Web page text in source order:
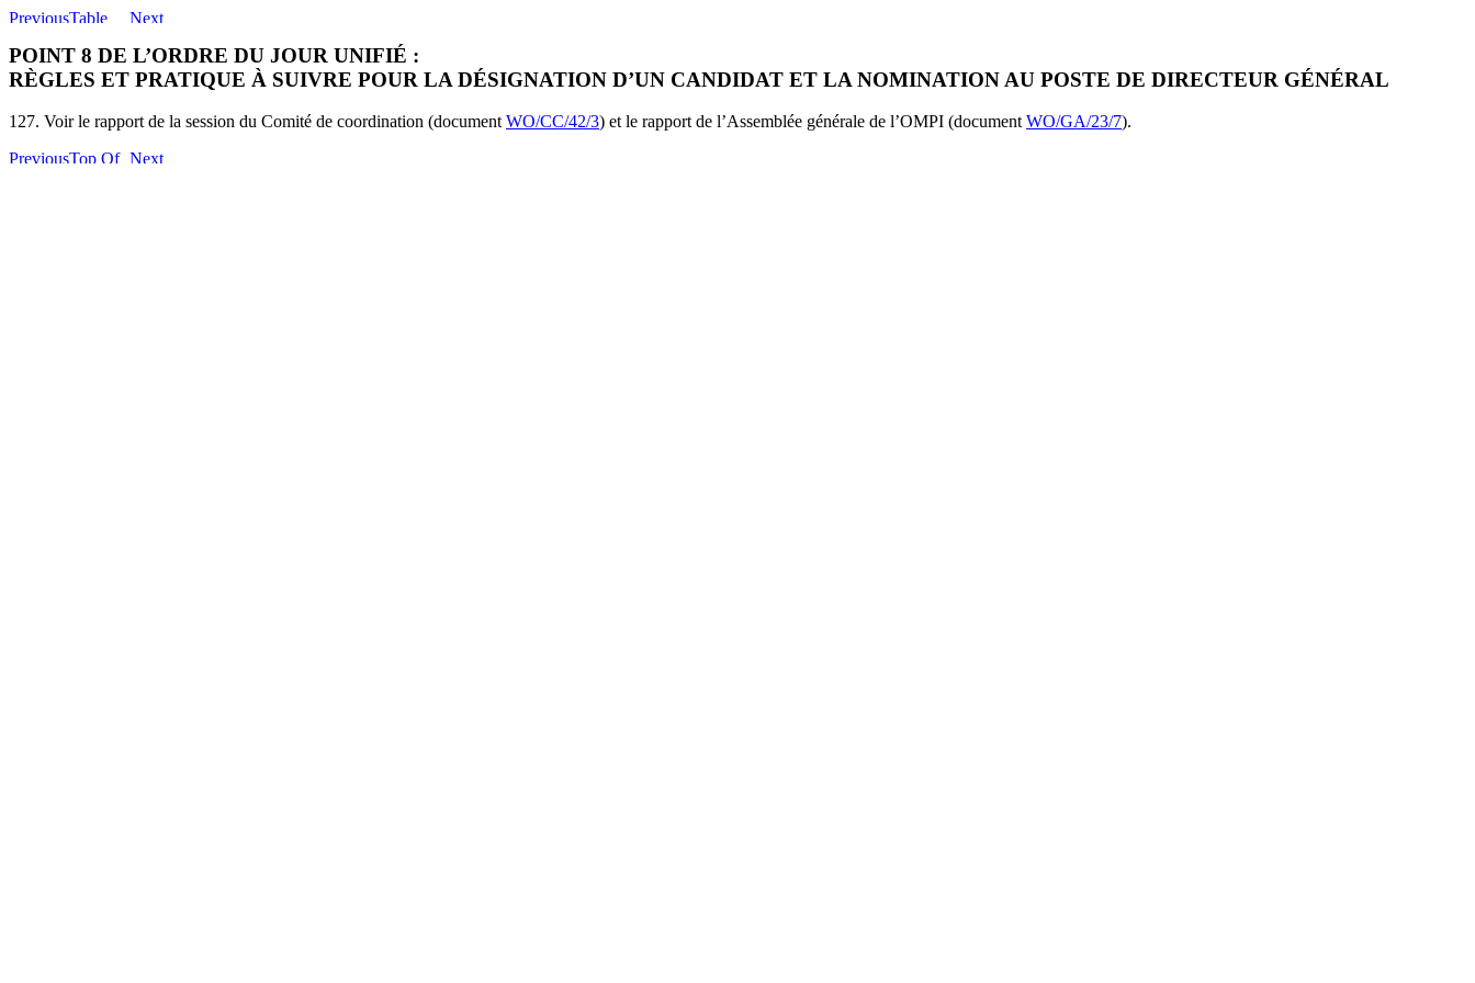
POINT 8 DE L’ORDRE DU JOUR UNIFIÉ :
RÈGLES ET PRATIQUE À SUIVRE POUR LA DÉSIGNATION D’UN CANDIDAT ET LA NOMINATION AU POSTE DE DIRECTEUR GÉNÉRAL
127. Voir le rapport de la session du Comité de coordination (documentWO/CC/42/3) et le rapport de l’Assemblée générale de l’OMPI (documentWO/GA/23/7).